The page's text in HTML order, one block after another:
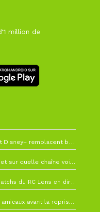
million de
La Liga change de diffuseur : DAZN et Disney+ remplacent beIN Sports !
RC Lens – Villarreal : à quelle heure et sur quelle chaîne voir la finale de la Como Cup ?
Como Cup : comment regarder les matchs du RC Lens en direct ?
Ligue 1+ diffusera plus de 30 matchs amicaux avant la reprise de la Ligue 1